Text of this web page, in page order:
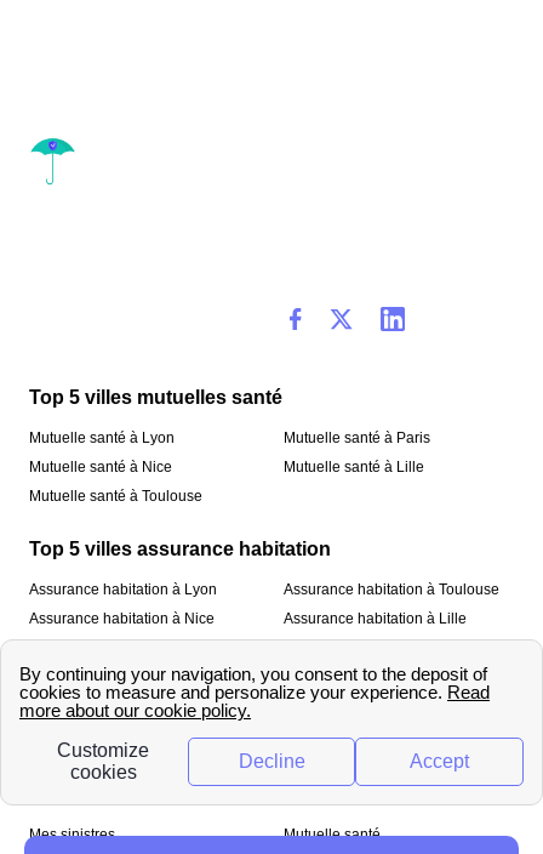
Top 5 villes mutuelles santé
Mutuelle santé à Lyon
Mutuelle santé à Nice
Mutuelle santé à Toulouse
Mutuelle santé à Paris
Mutuelle santé à Lille
Top 5 villes assurance habitation
Assurance habitation à Lyon
Assurance habitation à Nice
Assurance habitation à Toulouse
Assurance habitation à Lille
À propos
Qui sommes-nous ? Mentions légales
Mes sinistres Mutuelle santé